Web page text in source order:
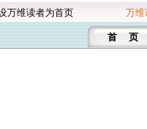
万维读者为首页 万维
首 页